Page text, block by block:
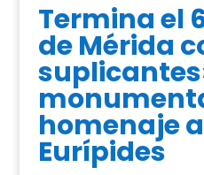
Termina el
de Mérida
homenaje
Eurípides